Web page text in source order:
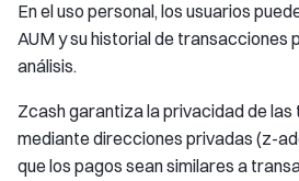
En el uso personal, los usuarios
AUM y su historial de transacciones
análisis.
Zcash garantiza la privacidad de
mediante direcciones privadas (z-
que los pagos sean similares a